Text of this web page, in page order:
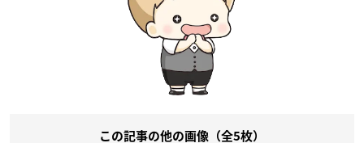
この記事の他の画像（全5枚）